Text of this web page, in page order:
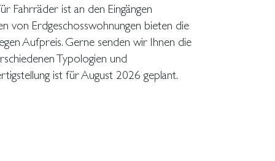
Fahrräder ist an den Eingängen
von Erdgeschosswohnungen bieten die
Aufpreis. Gerne senden wir Ihnen die
Typologien und
ist für August 2026 geplant.